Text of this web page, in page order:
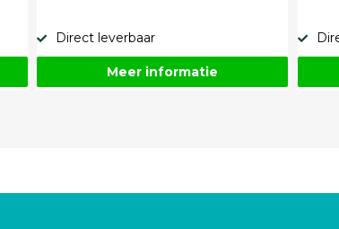
Direct leverbaar
Meer informatie